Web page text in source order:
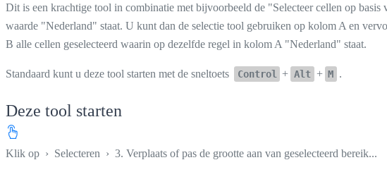
Dit is een krachtige tool in combinatie met bijvoorbeeld de "Selecteer cellen op
waarde "Nederland" staat. U kunt dan de selectie tool gebruiken op kolom A en
B alle cellen geselecteerd waarin op dezelfde regel in kolom A "Nederland" staat.
Standaard kunt u deze tool starten met de sneltoets Control + Alt + M .
Deze tool starten
Klik op › Selecteren › 3. Verplaats of pas de grootte aan van geselecteerd bereik...